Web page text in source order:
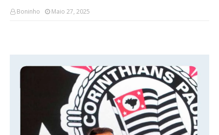
Boninho Maio 27, 2025